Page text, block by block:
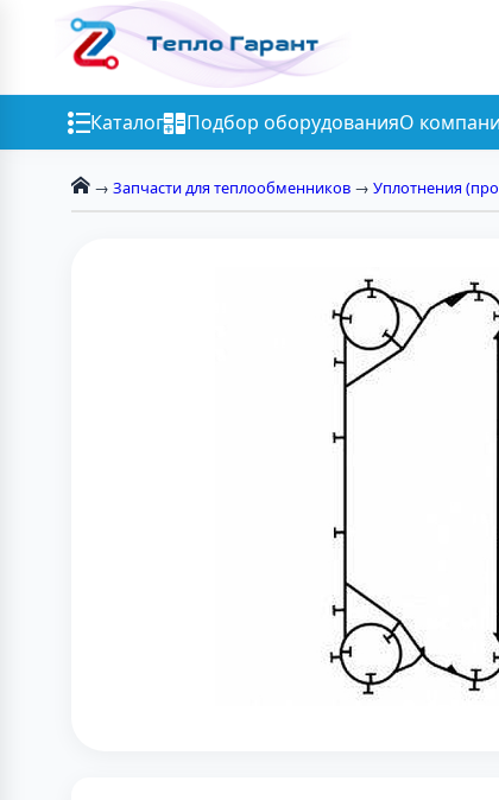
Каталог Подбор оборудованияО
→ Запчасти для теплообменников → Уплотнения